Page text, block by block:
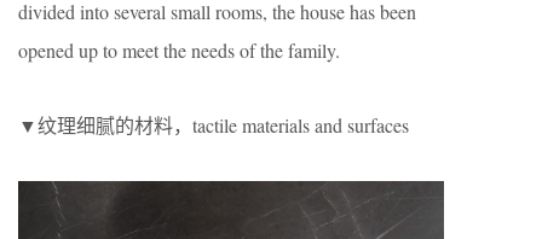
divided into several small rooms, the house has been
opened up to meet the needs of the family.
▼纹理细腻的材料，tactile materials and surfaces